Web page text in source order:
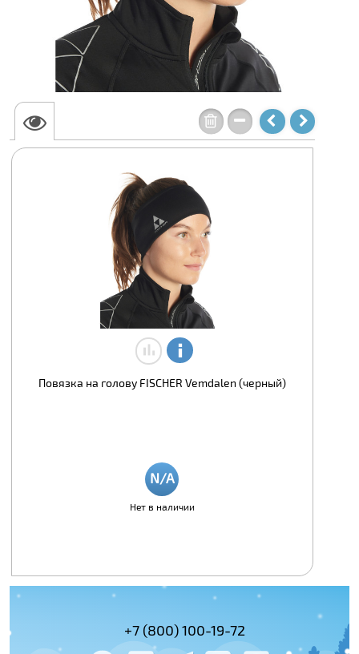
Повязка на голову FISCHER Vemdalen (черный)
Нет в наличии
+7 (495)
+7 (800) 100-19-72
978-61-54